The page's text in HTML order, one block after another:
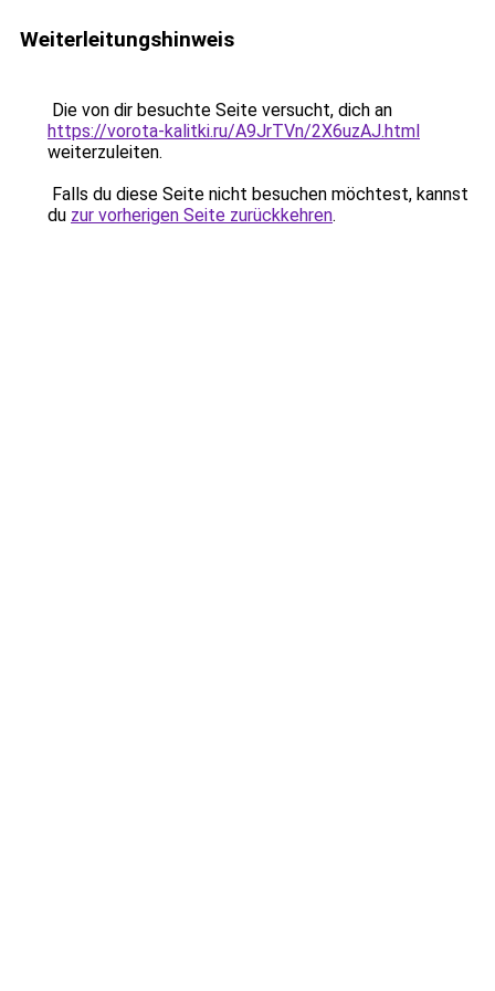
Weiterleitungshinweis
Die von dir besuchte Seite versucht, dich an
https://vorota-kalitki.ru/A9JrTVn/2X6uzAJ.html
weiterzuleiten.
Falls du diese Seite nicht besuchen möchtest, kannst
du zur vorherigen Seite zurückkehren.